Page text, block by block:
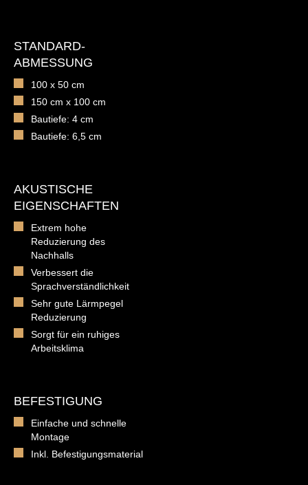
STANDARD-
ABMESSUNG
100 x 50 cm
150 cm x 100 cm
Bautiefe: 4 cm
Bautiefe: 6,5 cm
AKUSTISCHE
EIGENSCHAFTEN
Extrem hohe
Reduzierung des
Nachhalls
Verbessert die
Sprachverständlichkeit
Sehr gute Lärmpegel
Reduzierung
Sorgt für ein ruhiges
Arbeitsklima
BEFESTIGUNG
Einfache und schnelle
Montage
Inkl. Befestigungsmaterial